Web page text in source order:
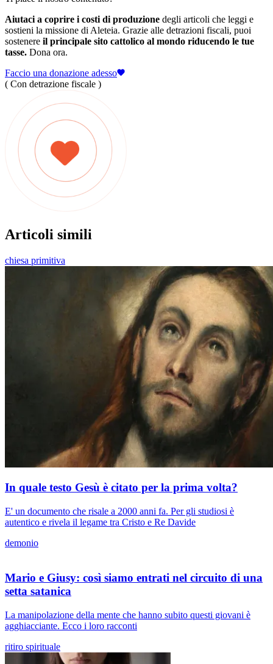
Aiutaci a coprire i costi di produzione degli articoli che leggi e
sostieni la missione di Aleteia. Grazie alle detrazioni fiscali, puoi
sostenere il principale sito cattolico al mondo riducendo le tue
tasse. Dona ora.
Faccio una donazione adesso
( Con detrazione fiscale )
Articoli simili
chiesa primitiva
In quale testo Gesù è citato per la prima volta?
E' un documento che risale a 2000 anni fa. Per gli studiosi è
autentico e rivela il legame tra Cristo e Re Davide
demonio
Mario e Giusy: così siamo entrati nel circuito di una
setta satanica
La manipolazione della mente che hanno subito questi giovani è
agghiacciante. Ecco i loro racconti
ritiro spirituale